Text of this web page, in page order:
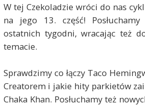
W tej Czekoladzie wróci do nas
na jego 13. część!
ostatnich tygodni, wracając też
temacie.
Sprawdzimy co łączy Taco
Creatorem i jakie hity parkietów
Chaka Khan. Posłuchamy też